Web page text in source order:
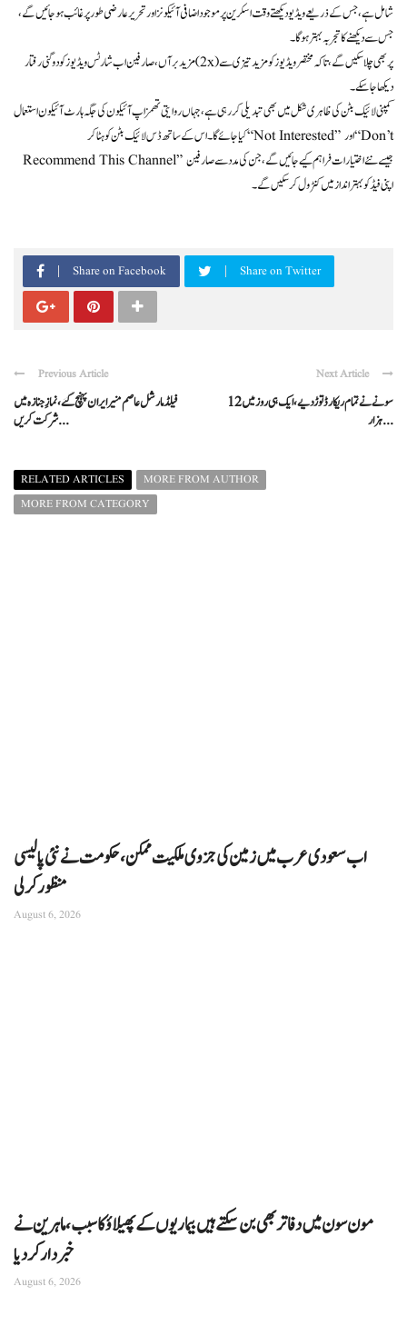
شامل ہے، جس کے ذریعے ویڈیو دیکھتے وقت اسکرین پر موجود اضافی آئیکونز اور تحریر عارضی طور پر غائب ہو جائیں گے،
جس سے دیکھنے کا تجربہ بہتر ہوگا۔
مزید برآں، صارفین اب شارٹس ویڈیوز کو دوگنی رفتار (2x) پر بھی چلا سکیں گے، تاکہ مختصر ویڈیوز کو مزید تیزی سے
دیکھا جا سکے۔
کمپنی لائیک بٹن کی ظاہری شکل میں بھی تبدیلی کر رہی ہے، جہاں روایتی تھمز اپ آئیکون کی جگہ ہارٹ آئیکون استعمال
کیا جائے گا۔ اس کے ساتھ ڈس لائیک بٹن کو ہٹا کر “Not Interested” اور “Don’t
Recommend This Channel” جیسے نئے اختیارات فراہم کیے جائیں گے، جن کی مدد سے صارفین
اپنی فیڈ کو بہتر انداز میں کنٹرول کر سکیں گے۔
Share on Facebook Share on Twitter
Previous Article
فیلڈ مارشل عاصم منیر ایران پہنچ گئے، نمازِ جنازہ میں
شرکت کریں ...
Next Article
سونے نے تمام ریکارڈ توڑ دیے، ایک ہی روز میں 12
ہزار ...
RELATED ARTICLES
MORE FROM AUTHOR
MORE FROM CATEGORY
اب سعودی عرب میں زمین کی جزوی ملکیت ممکن، حکومت نے نئی پالیسی
منظور کرلی
August 6, 2026
مون سون میں دفاتر بھی بن سکتے ہیں بیماریوں کے پھیلاؤ کا سبب، ماہرین نے
خبردار کر دیا
August 6, 2026